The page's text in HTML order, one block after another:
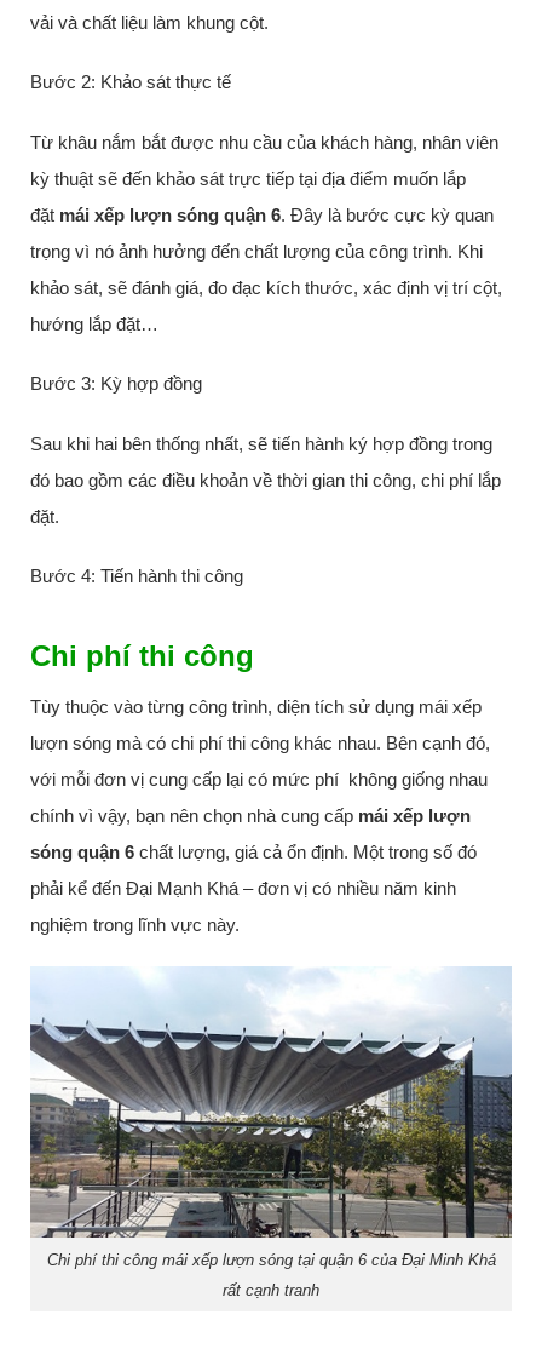
vải và chất liệu làm khung cột.
Bước 2: Khảo sát thực tế
Từ khâu nắm bắt được nhu cầu của khách hàng, nhân viên
kỳ thuật sẽ đến khảo sát trực tiếp tại địa điểm muốn lắp
đặt mái xếp lượn sóng quận 6. Đây là bước cực kỳ quan
trọng vì nó ảnh hưởng đến chất lượng của công trình. Khi
khảo sát, sẽ đánh giá, đo đạc kích thước, xác định vị trí cột,
hướng lắp đặt…
Bước 3: Kỳ hợp đồng
Sau khi hai bên thống nhất, sẽ tiến hành ký hợp đồng trong
đó bao gồm các điều khoản về thời gian thi công, chi phí lắp
đặt.
Bước 4: Tiến hành thi công
Chi phí thi công
Tùy thuộc vào từng công trình, diện tích sử dụng mái xếp
lượn sóng mà có chi phí thi công khác nhau. Bên cạnh đó,
với mỗi đơn vị cung cấp lại có mức phí không giống nhau
chính vì vậy, bạn nên chọn nhà cung cấp mái xếp lượn
sóng quận 6 chất lượng, giá cả ổn định. Một trong số đó
phải kể đến Đại Mạnh Khá – đơn vị có nhiều năm kinh
nghiệm trong lĩnh vực này.
Chi phí thi công mái xếp lượn sóng tại quận 6 của Đại Minh Khá
rất cạnh tranh